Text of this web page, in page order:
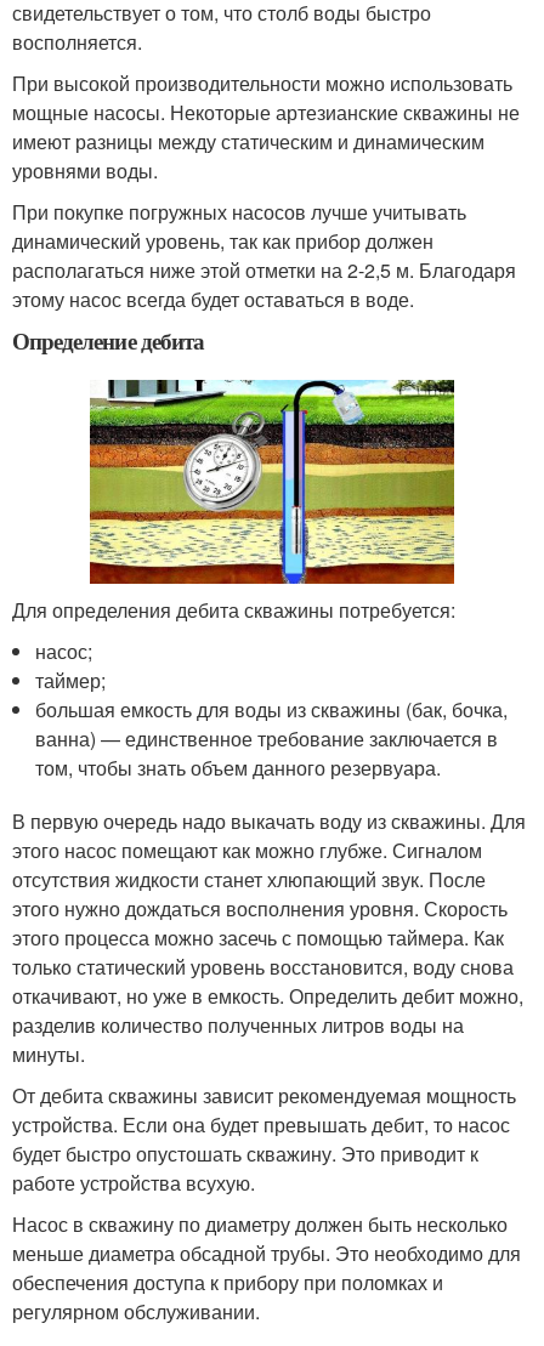
свидетельствует о том, что столб воды быстро
восполняется.
При высокой производительности можно использовать
мощные насосы. Некоторые артезианские скважины не
имеют разницы между статическим и динамическим
уровнями воды.
При покупке погружных насосов лучше учитывать
динамический уровень, так как прибор должен
располагаться ниже этой отметки на 2-2,5 м. Благодаря
этому насос всегда будет оставаться в воде.
Определение дебита
Для определения дебита скважины потребуется:
насос;
таймер;
большая емкость для воды из скважины (бак, бочка,
ванна) — единственное требование заключается в
том, чтобы знать объем данного резервуара.
В первую очередь надо выкачать воду из скважины. Для
этого насос помещают как можно глубже. Сигналом
отсутствия жидкости станет хлюпающий звук. После
этого нужно дождаться восполнения уровня. Скорость
этого процесса можно засечь с помощью таймера. Как
только статический уровень восстановится, воду снова
откачивают, но уже в емкость. Определить дебит можно,
разделив количество полученных литров воды на
минуты.
От дебита скважины зависит рекомендуемая мощность
устройства. Если она будет превышать дебит, то насос
будет быстро опустошать скважину. Это приводит к
работе устройства всухую.
Насос в скважину по диаметру должен быть несколько
меньше диаметра обсадной трубы. Это необходимо для
обеспечения доступа к прибору при поломках и
регулярном обслуживании.